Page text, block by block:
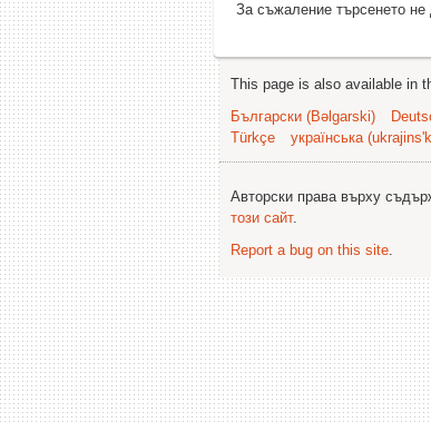
За съжаление търсенето не
This page is also available in
Български (Bəlgarski)
Türkçe
українська
Авторски права върху
този сайт.
Report a bug on this site.